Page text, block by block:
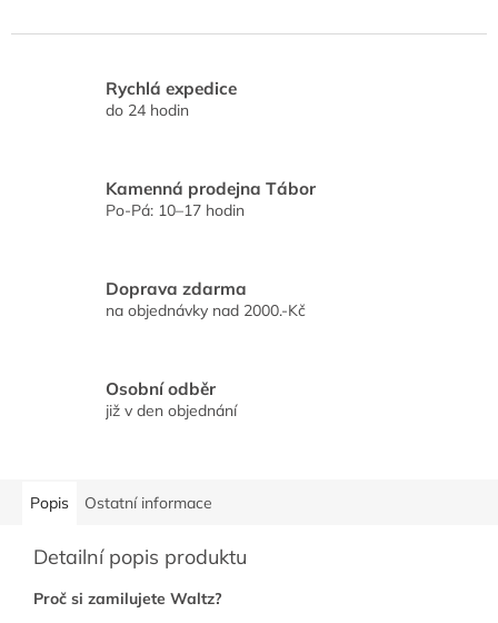
Rychlá expedice
do 24 hodin
Kamenná prodejna Tábor
Po-Pá: 10–17 hodin
Doprava zdarma
na objednávky nad 2000.-Kč
Osobní odběr
již v den objednání
Popis Ostatní informace
Detailní popis produktu
Proč si zamilujete Waltz?